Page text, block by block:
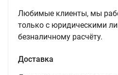
Любимые клиенты, мы
только с юридическими
безналичному расчёту.
Доставка